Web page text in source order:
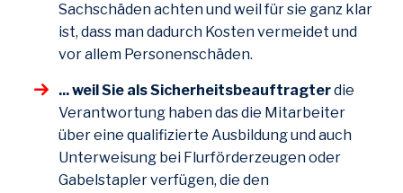
Sachschäden achten und weil für sie ganz klar
ist, dass man dadurch Kosten vermeidet und
vor allem Personenschäden.
... weil Sie als Sicherheitsbeauftragterdie
Verantwortung haben das die Mitarbeiter
über eine qualifizierte Ausbildung und auch
Unterweisung bei Flurförderzeugen oder
Gabelstapler verfügen, die den